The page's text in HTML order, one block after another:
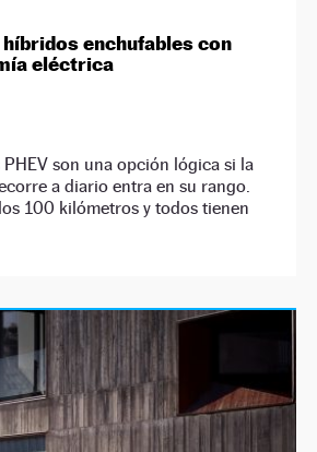
enchufables con
eléctrica
son una opción lógica si la
a diario entra en su rango.
100 kilómetros y todos tienen